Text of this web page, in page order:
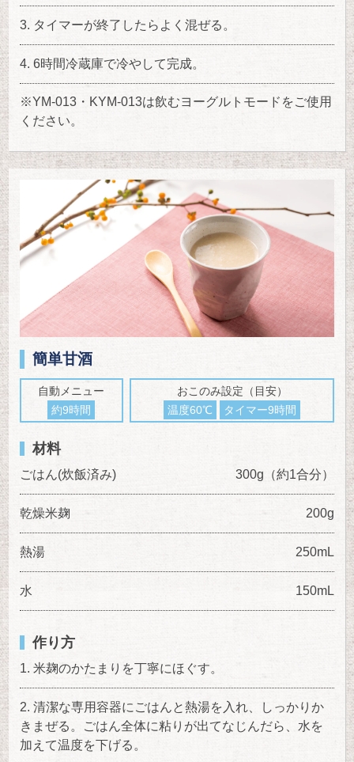
タイマーが終了したらよく混ぜる。
6時間冷蔵庫で冷やして完成。
※YM-013・KYM-013は飲むヨーグルトモードをご使用
ください。
簡単甘酒
自動メニュー
約9時間
おこのみ設定（目安）
温度60℃
タイマー9時間
材料
ごはん(炊飯済み) 300g（約1合分）
乾燥米麹 200g
熱湯 250mL
水 150mL
作り方
米麹のかたまりを丁寧にほぐす。
清潔な専用容器にごはんと熱湯を入れ、しっかりか
きまぜる。ごはん全体に粘りが出てなじんだら、水を
加えて温度を下げる。